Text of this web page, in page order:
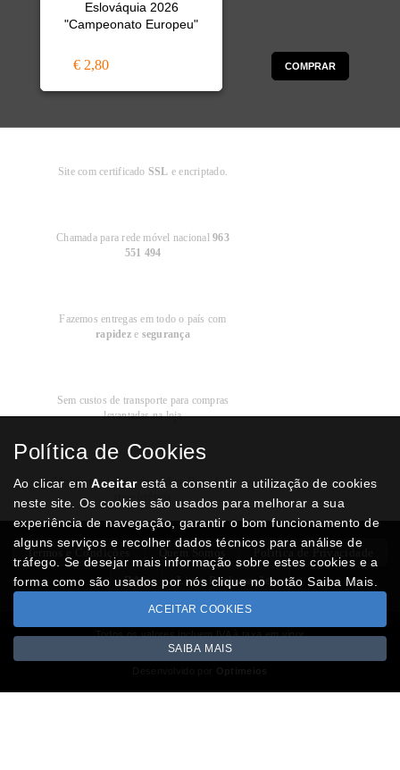
Eslováquia 2026
"Campeonato Europeu"
€ 2,80 COMPRAR
Site com certificado SSL e encriptado.
Chamada para rede móvel nacional963
551 494
Fazemos entregas em todo o país com
rapideze segurança
Sem custos de transporte para compras
levantadas na loja
Modos dePagamento
Multibanco, cartão de crédito, Paypal ou
transferência
Termos e Condições Politica de Privacidade
RAL Livro Reclamações
Todos os valores incluem IVA à taxa em vigor
Copyright © NUMISMATICAJA.com 2026
Política de Cookies
Ao clicar emAceitarestá a consentir a utilização de cookies
neste site. Os cookies são usados para melhorar a sua
experiência de navegação, garantir o bom funcionamento de
alguns serviços e recolher dados técnicos para análise de
tráfego. Se desejar mais informação sobre estes cookies e a
forma como são usados por nós clique no botão Saiba Mais.
ACEITAR COOKIES
SAIBA MAIS